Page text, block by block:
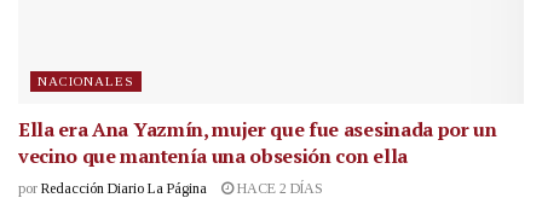
NACIONALES
Ella era Ana Yazmín, mujer que fue asesinada por un
vecino que mantenía una obsesión con ella
por Redacción Diario La Página HACE 2 DÍAS